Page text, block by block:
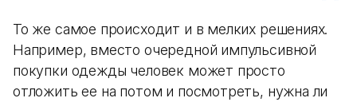
То же самое происходит и в мелких решениях.
Например, вместо очередной импульсивной
покупки одежды человек может просто
отложить ее на потом и посмотреть, нужна ли